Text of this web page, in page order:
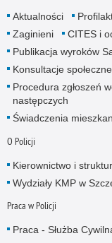
Aktualności
Zaginieni
CITES i
Publikacja wyroków
Konsultacje społeczne
Procedura zgłoszeń
następczych
Świadczenia
O Policji
Kierownictwo i
Wydziały KMP w
Praca w Policji
Praca - Służba